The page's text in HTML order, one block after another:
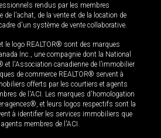
rendus par les membres
de l'achat, de la vente et de la location de
d'un système de vente collaborative.
le logo REALTOR® sont des marques
Inc., une compagnie dont la National
et l'Association canadienne de l’immobilier
de commerce REALTOR® servent à
offerts par les courtiers et agents
de l'ACI. Les marques d'homologation
agences®, et leurs logos respectifs sont la
à identifier les services immobiliers que
membres de l'ACI.